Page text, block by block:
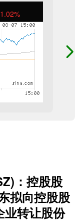
1.02%
：控股股
拟向控股股
业转让股份